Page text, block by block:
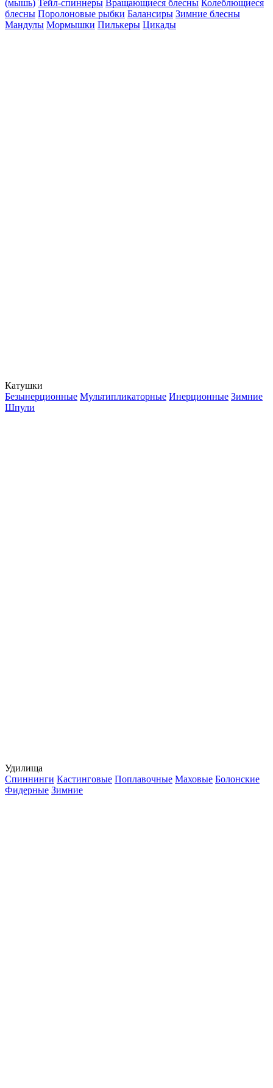
(мышь) Тейл-спиннеры Вращающиеся блесны Колеблющиеся
блесны Поролоновые рыбки Балансиры Зимние блесны
Мандулы Мормышки Пилькеры Цикады
Катушки
Безынерционные Мультипликаторные Инерционные Зимние
Шпули
Удилища
Спиннинги Кастинговые Поплавочные Маховые Болонские
Фидерные Зимние